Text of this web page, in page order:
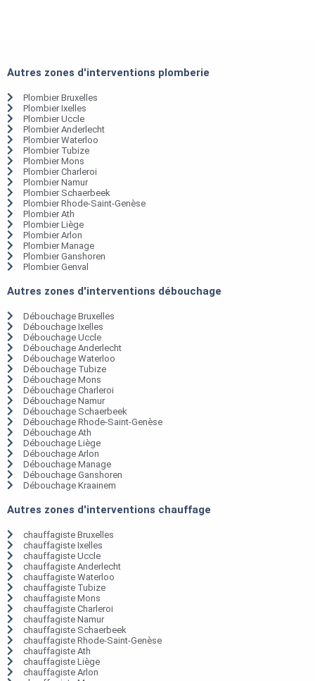
Autres zones d'interventions plomberie
Plombier Bruxelles
Plombier Ixelles
Plombier Uccle
Plombier Anderlecht
Plombier Waterloo
Plombier Tubize
Plombier Mons
Plombier Charleroi
Plombier Namur
Plombier Schaerbeek
Plombier Rhode-Saint-Genèse
Plombier Ath
Plombier Liège
Plombier Arlon
Plombier Manage
Plombier Ganshoren
Plombier Genval
Autres zones d'interventions débouchage
Débouchage Bruxelles
Débouchage Ixelles
Débouchage Uccle
Débouchage Anderlecht
Débouchage Waterloo
Débouchage Tubize
Débouchage Mons
Débouchage Charleroi
Débouchage Namur
Débouchage Schaerbeek
Débouchage Rhode-Saint-Genèse
Débouchage Ath
Débouchage Liège
Débouchage Arlon
Débouchage Manage
Débouchage Ganshoren
Débouchage Kraainem
Autres zones d'interventions chauffage
chauffagiste Bruxelles
chauffagiste Ixelles
chauffagiste Uccle
chauffagiste Anderlecht
chauffagiste Waterloo
chauffagiste Tubize
chauffagiste Mons
chauffagiste Charleroi
chauffagiste Namur
chauffagiste Schaerbeek
chauffagiste Rhode-Saint-Genèse
chauffagiste Ath
chauffagiste Liège
chauffagiste Arlon